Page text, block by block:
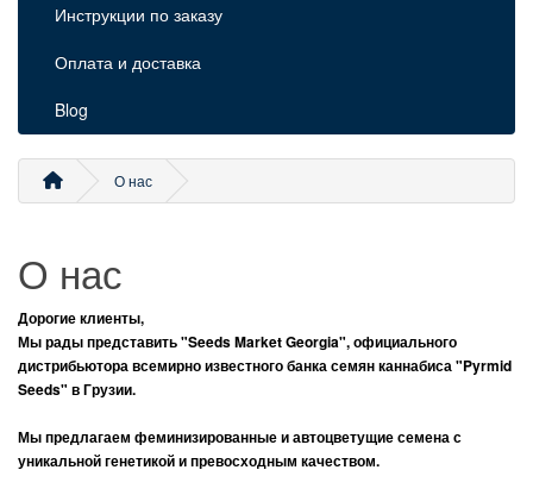
Инструкции по заказу
Оплата и доставка
Blog
О нас
О нас
Дорогие клиенты,
Мы рады представить "Seeds Market Georgia", официального
дистрибьютора всемирно известного банка семян каннабиса "Pyrmid
Seeds" в Грузии.
Мы предлагаем феминизированные и автоцветущие семена с
уникальной генетикой и превосходным качеством.